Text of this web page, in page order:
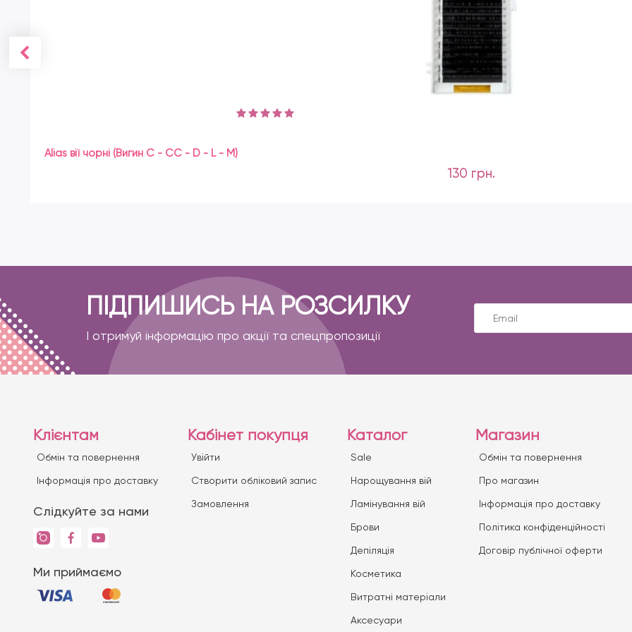
Alias ​​вії чорні (Вигин C - CC - D - L - M)
130 грн.
ПІДПИШИСЬ НА РОЗСИЛКУ
І отримуй інформацію про акції та спецпропозиції
Клієнтам
Обмін та повернення
Iнформація про доставку
Слідкуйте за нами
Ми приймаємо
Кабінет покупця
Увійти
Створити обліковий запис
Замовлення
Каталог
Sale
Нарощування вій
Ламінування вій
Брови
Депіляція
Косметика
Витратні матеріали
Аксесуари
Магазин
Обмін та повернення
Про магазин
Iнформація про доставку
Політика конфіденційності
Договір публічної оферти